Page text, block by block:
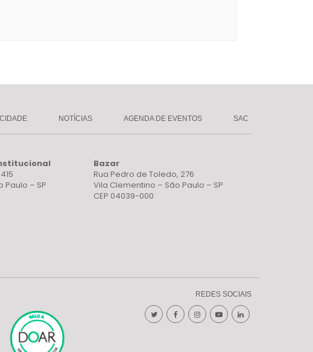
NOTÍCIAS AGENDA DE EVENTOS SAC
Paulo – SP
Bazar
Rua Pedro de Toledo, 276
Vila Clementino – São Paulo – SP
CEP 04039-000
REDES SOCIAIS